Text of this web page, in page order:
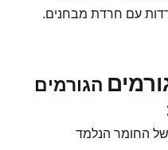
עם חרדת מבחנים.
הגורמים
של החומר הנלמד